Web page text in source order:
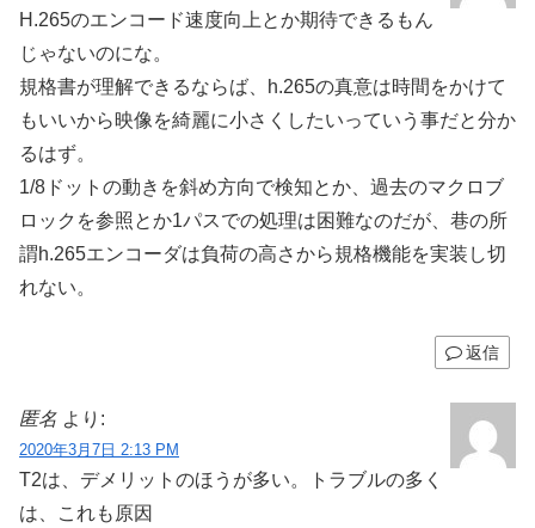
H.265のエンコード速度向上とか期待できるもん
じゃないのにな。
規格書が理解できるならば、h.265の真意は時間をかけて
もいいから映像を綺麗に小さくしたいっていう事だと分か
るはず。
1/8ドットの動きを斜め方向で検知とか、過去のマクロブ
ロックを参照とか1パスでの処理は困難なのだが、巷の所
謂h.265エンコーダは負荷の高さから規格機能を実装し切
れない。
返信
匿名 より:
2020年3月7日 2:13 PM
T2は、デメリットのほうが多い。トラブルの多く
は、これも原因